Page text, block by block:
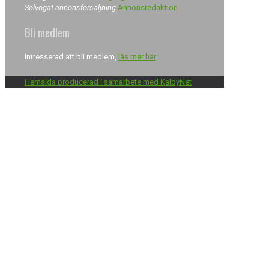
Solvögat annonsförsäljning Annonsredaktion
Bli medlem
Intresserad att bli medlem, läs mer här
Hemsida producerad i samarbete med KalbyNet